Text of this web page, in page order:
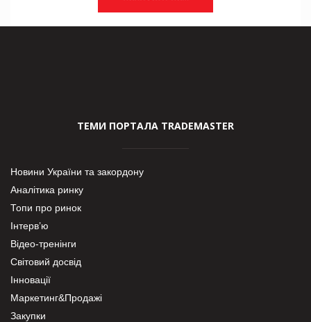
ТЕМИ ПОРТАЛА TRADEMASTER
Новини України та закордону
Аналітика ринку
Топи про ринок
Інтерв’ю
Відео-тренінги
Світовий досвід
Інновації
Маркетинг&Продажі
Закупки